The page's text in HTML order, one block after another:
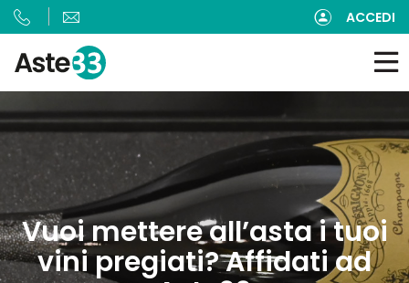
ACCEDI
Vuoi mettere all’asta i tuoi
vini pregiati? Affidati ad